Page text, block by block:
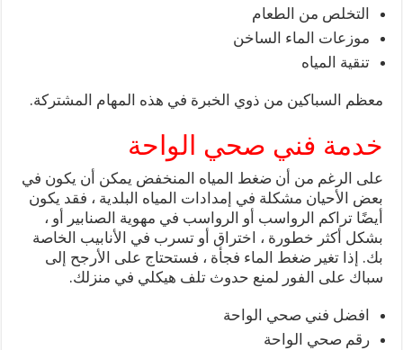
التخلص من الطعام
موزعات الماء الساخن
تنقية المياه
معظم السباكين من ذوي الخبرة في هذه المهام المشتركة.
خدمة فني صحي الواحة
على الرغم من أن ضغط المياه المنخفض يمكن أن يكون في
بعض الأحيان مشكلة في إمدادات المياه البلدية ، فقد يكون
أيضًا تراكم الرواسب أو الرواسب في مهوية الصنابير أو ،
بشكل أكثر خطورة ، اختراق أو تسرب في الأنابيب الخاصة
بك. إذا تغير ضغط الماء فجأة ، فستحتاج على الأرجح إلى
سباك على الفور لمنع حدوث تلف هيكلي في منزلك.
افضل فني صحي الواحة
رقم صحي الواحة